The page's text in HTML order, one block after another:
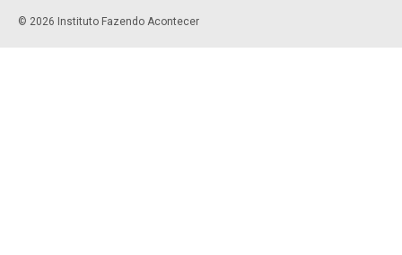
© 2026 Instituto Fazendo Acontecer